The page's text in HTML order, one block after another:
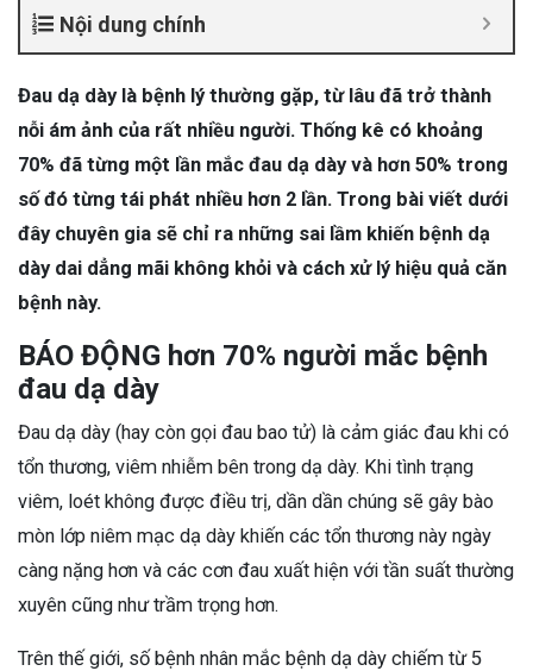
Nội dung chính
Đau dạ dày là bệnh lý thường gặp, từ lâu đã trở thành
nỗi ám ảnh của rất nhiều người. Thống kê có khoảng
70% đã từng một lần mắc đau dạ dày và hơn 50% trong
số đó từng tái phát nhiều hơn 2 lần. Trong bài viết dưới
đây chuyên gia sẽ chỉ ra những sai lầm khiến bệnh dạ
dày dai dẳng mãi không khỏi và cách xử lý hiệu quả căn
bệnh này.
BÁO ĐỘNG hơn 70% người mắc bệnh
đau dạ dày
Đau dạ dày (hay còn gọi đau bao tử) là cảm giác đau khi có
tổn thương, viêm nhiễm bên trong dạ dày. Khi tình trạng
viêm, loét không được điều trị, dần dần chúng sẽ gây bào
mòn lớp niêm mạc dạ dày khiến các tổn thương này ngày
càng nặng hơn và các cơn đau xuất hiện với tần suất thường
xuyên cũng như trầm trọng hơn.
Trên thế giới, số bệnh nhân mắc bệnh dạ dày chiếm từ 5